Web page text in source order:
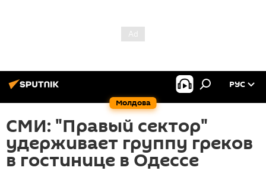
Молдова
РУС
СМИ: "Правый сектор"
удерживает группу греков
в гостинице в Одессе